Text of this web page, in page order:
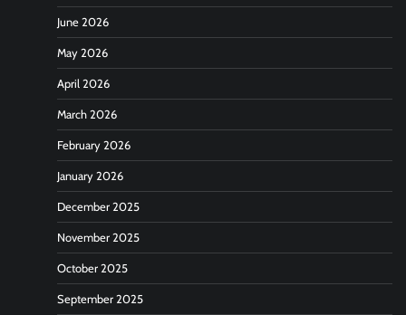
June 2026
May 2026
April 2026
March 2026
February 2026
January 2026
December 2025
November 2025
October 2025
September 2025